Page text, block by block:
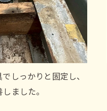
しっかりと固定し、
ました。